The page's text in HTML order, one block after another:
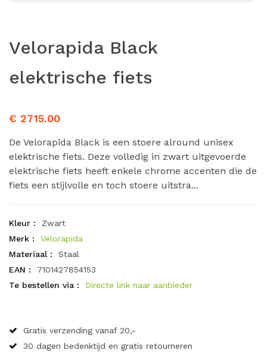
Velorapida Black
elektrische fiets
€ 2715.00
De Velorapida Black is een stoere alround unisex
elektrische fiets. Deze volledig in zwart uitgevoerde
elektrische fiets heeft enkele chrome accenten die de
fiets een stijlvolle en toch stoere uitstra...
Kleur :
Zwart
Merk :
Velorapida
Materiaal :
Staal
EAN :
7101427854153
Te bestellen via :
Directe link naar aanbieder
Gratis verzending vanaf 20,-
30 dagen bedenktijd en gratis retourneren